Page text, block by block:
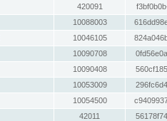
420091
10088003
10046105
10090708
10090408
10053009
10054500
42011